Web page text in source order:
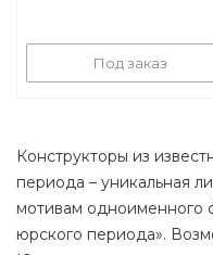
Под заказ
Конструкторы из
периода – уникальная
мотивам одноименного
юрского периода».